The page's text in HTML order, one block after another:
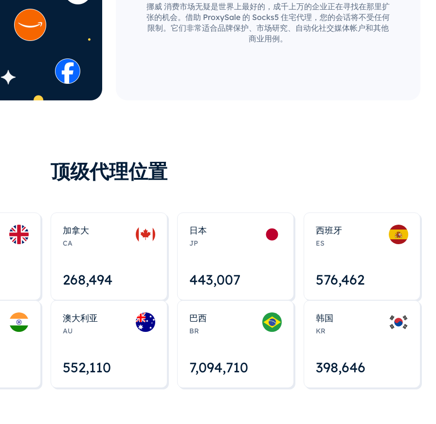
挪威 消费市场无疑是世界上最好的，成千上万的企业正在寻找在那里扩
张的机会。借助 ProxySale 的 Socks5 住宅代理，您的会话将不受任何
限制。它们非常适合品牌保护、市场研究、自动化社交媒体帐户和其他
商业用例。
顶级代理位置
加拿大
CA
268,495
日本
JP
443,008
西班牙
ES
576,463
澳大利亚
AU
552,112
巴西
BR
7,094,712
韩国
KR
398,648